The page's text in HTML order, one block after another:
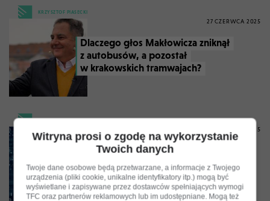
KRZYSZTOF PIASECKI
27 CZERWCA 2025
Dlaczego głos Makłowicza zniknął
z autobusów, a pozostał
w krakowskich tramwajach?
KRZYSZTOF PIASECKI
23 CZERWCA 2025
„Prawdziwa głupota zawsze pokona
sztuczną inteligencję"
Witryna prosi o zgodę na wykorzystanie
Twoich danych
Twoje dane osobowe będą przetwarzane, a informacje z Twojego
urządzenia (pliki cookie, unikalne identyfikatory itp.) mogą być
wyświetlane i zapisywane przez dostawców spełniających wymogi
TFC oraz partnerów reklamowych lub im udostępniane. Mogą też